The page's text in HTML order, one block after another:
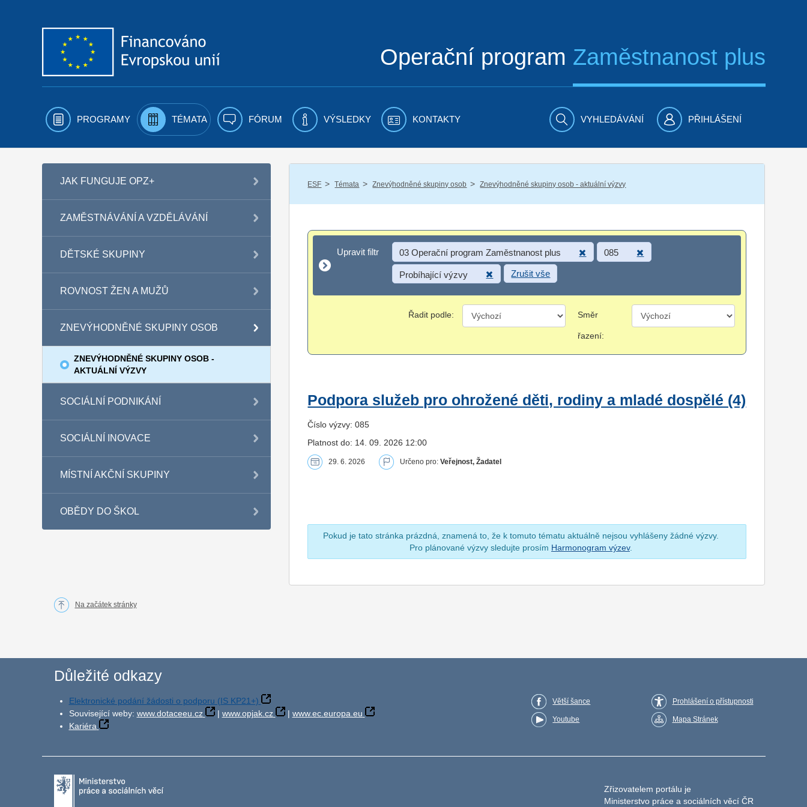
Operační program Zaměstnanost plus
PROGRAMY TÉMATA FÓRUM VÝSLEDKY KONTAKTY VYHLEDÁVÁNÍ PŘIHLÁŠENÍ
JAK FUNGUJE OPZ+
ZAMĚSTNÁVÁNÍ A VZDĚLÁVÁNÍ
DĚTSKÉ SKUPINY
ROVNOST ŽEN A MUŽŮ
ZNEVÝHODNĚNÉ SKUPINY OSOB
ZNEVÝHODNĚNÉ SKUPINY OSOB -
AKTUÁLNÍ VÝZVY
SOCIÁLNÍ PODNIKÁNÍ
SOCIÁLNÍ INOVACE
MÍSTNÍ AKČNÍ SKUPINY
OBĚDY DO ŠKOL
ESF / Témata / Znevýhodněné skupiny osob / Znevýhodněné skupiny osob - aktuální výzvy
Upravit filtr
Upravit filtr 03 Operační program Zaměstnanost plus 085
Probíhající výzvy Zrušit vše
Řadit podle: Směr
řazení:
Podpora služeb pro ohrožené děti, rodiny a mladé dospělé (4)
Číslo výzvy: 085
Platnost do: 14. 09. 2026 12:00
29. 6. 2026 Určeno pro:Veřejnost, Žadatel
Pokud je tato stránka prázdná, znamená to, že k tomuto tématu aktuálně nejsou vyhlášeny žádné výzvy.
Pro plánované výzvy sledujte prosím Harmonogram výzev.
Na začátek stránky
Důležité odkazy
Elektronické podání žádosti o podporu (IS KP21+)
Související weby: www.dotaceeu.cz | www.opjak.cz | www.ec.europa.eu
Kariéra
Větší šance
Youtube
Prohlášení o přístupnosti
Mapa Stránek
Zřizovatelem portálu je
Ministerstvo práce a sociálních věcí ČR